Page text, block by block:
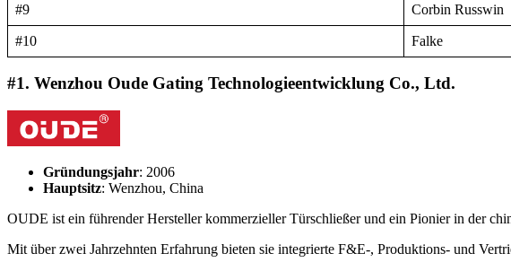
#9 Corbin Russwin
#10 Falke
#1. Wenzhou Oude Gating Technologieentwicklung Co., Ltd.
Gründungsjahr: 2006
Hauptsitz: Wenzhou, China
OUDE ist ein führender Hersteller kommerzieller Türschließer und ein Pionier in der
Mit über zwei Jahrzehnten Erfahrung bieten sie integrierte F&E-, Produktions- und